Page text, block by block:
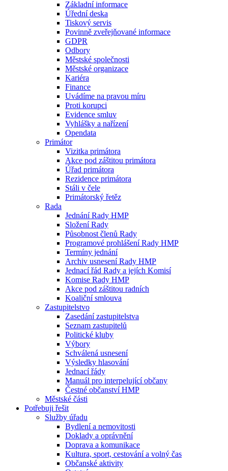
Základní informace
Úřední deska
Tiskový servis
Povinně zveřejňované informace
GDPR
Odbory
Městské společnosti
Městské organizace
Kariéra
Finance
Uvádíme na pravou míru
Proti korupci
Evidence smluv
Vyhlášky a nařízení
Opendata
Primátor
Vizitka primátora
Akce pod záštitou primátora
Úřad primátora
Rezidence primátora
Stáli v čele
Primátorský řetěz
Rada
Jednání Rady HMP
Složení Rady
Působnost členů Rady
Programové prohlášení Rady HMP
Termíny jednání
Archiv usnesení Rady HMP
Jednací řád Rady a jejích Komisí
Komise Rady HMP
Akce pod záštitou radních
Koaliční smlouva
Zastupitelstvo
Zasedání zastupitelstva
Seznam zastupitelů
Politické kluby
Výbory
Schválená usnesení
Výsledky hlasování
Jednací řády
Manuál pro interpelující občany
Čestné občanství HMP
Městské části
Potřebuji řešit
Služby úřadu
Bydlení a nemovitosti
Doklady a oprávnění
Doprava a komunikace
Kultura, sport, cestování a volný čas
Občanské aktivity